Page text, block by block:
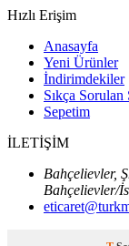
Hızlı Erişim
Anasayfa
Yeni Ürünler
İndirimdekiler
Sıkça Sorulan
Sepetim
İLETİŞİM
Bahçelievler,
Bahçelievler/